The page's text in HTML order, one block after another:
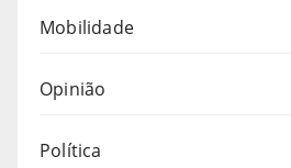
Mobilidade
Opinião
Política